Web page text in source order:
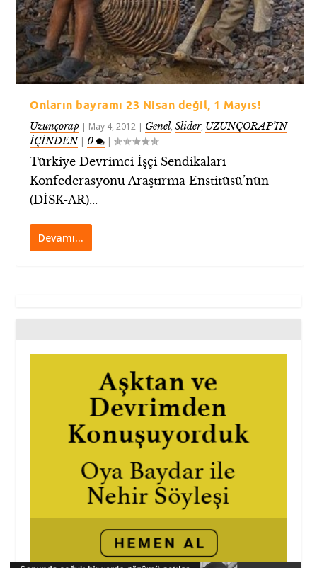
Onların bayramı 23 Nisan değil, 1 Mayıs!
Uzunçorap | May 4, 2012 | Genel,Slider, UZUNÇORAP’IN
İÇİNDEN| 0 |
Türkiye Devrimci İşçi Sendikaları
Konfederasyonu Araştırma Enstitüsü’nün
(DİSK-AR)...
Devamı…